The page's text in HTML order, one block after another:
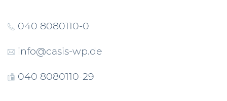
040 8080110-0
info@casis-wp.de
040 8080110-29